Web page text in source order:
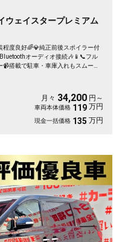
ェイスタープレミアム
度良好🌈💎純正前後スポイラー付
オーディオ接続🎶📱📞フル
搭載で駐車・車庫入れもスムーズ
イドドアー・楽々ワンプッシュボ
月々 34,200 円～
車両本体価格 119 万円
現金一括価格 135 万円